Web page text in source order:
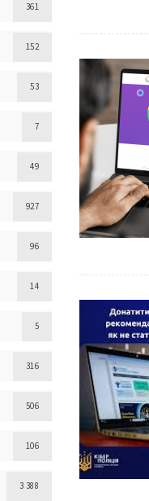
361
152
53
7
49
927
96
14
5
316
506
106
3 388